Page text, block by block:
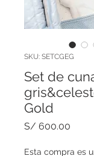
SKU: SETCGEG
Set de
Gold
S/ 600.00
Esta compra es